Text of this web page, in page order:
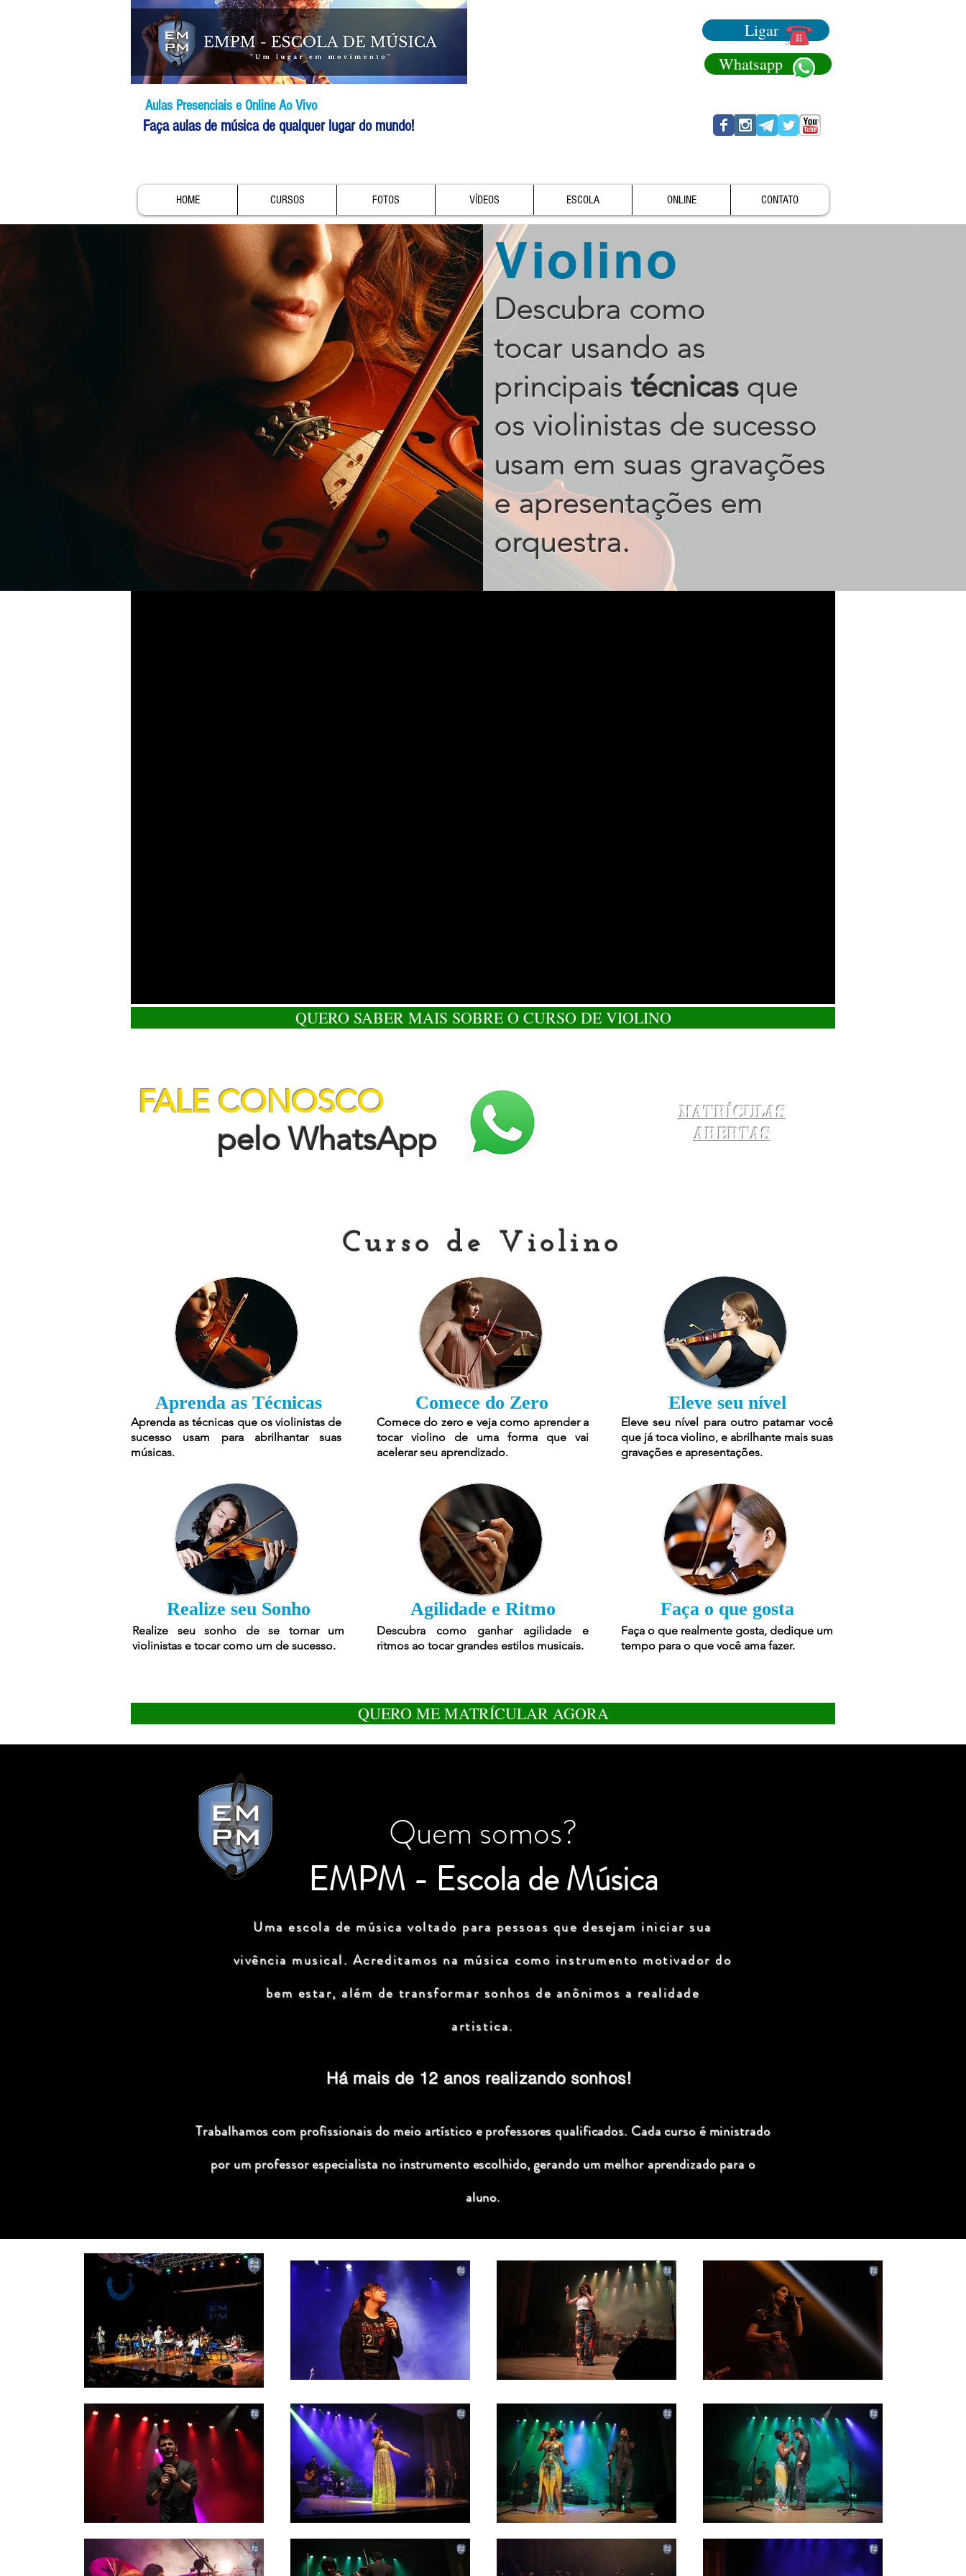
Ligar
Whatsapp
Aulas Presenciais e Online Ao Vivo
Faça aulas de música de qualquer lugar do mundo!
HOME CURSOS FOTOS VÍDEOS ESCOLA ONLINE CONTATO
Violino
Descubra como
tocar usando as
principaistécnicas que
os violinistas de sucesso
usam em suas gravações
e apresentações em
orquestra.
QUERO SABER MAIS SOBRE O CURSO DE VIOLINO
FALE CONOSCO
pelo WhatsApp
Matrículas
Abertas
Curso de Violino
Aprenda as Técnicas
Aprenda as técnicas que os violinistas de
sucesso usam para abrilhantar suas
músicas.
Realize seu Sonho
Realize seu sonho de se tornar um
violinistas e tocar como um de sucesso.
Comece do Zero
Comece do zero e veja como aprender a
tocar violino de uma forma que vai
acelerar seu aprendizado.
Agilidade e Ritmo
Descubra como ganhar agilidade e
ritmos ao tocar grandes estilos musicais.
Eleve seu nível
Eleve seu nível para outro patamar você
que já toca violino, e abrilhante mais suas
gravações e apresentações.
Faça o que gosta
Faça o que realmente gosta, dedique um
tempo para o que você ama fazer.
QUERO ME MATRÍCULAR AGORA
Quem somos?
EMPM - Escola de Música
Uma escola de música voltado para pessoas que desejam iniciar sua
vivência musical. Acreditamos na música como instrumento motivador do
bem estar, além de transformar sonhos de anônimos a realidade
artistica.
Há mais de 12 anos realizando sonhos!
Trabalhamos com profissionais do meio artístico e professores qualificados. Cada curso é ministrado
por um professor especialista no instrumento escolhido, gerando um melhor aprendizado para o
aluno.